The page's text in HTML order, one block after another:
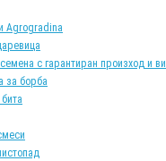
Agrogradina
с гарантиран произход и
за борба